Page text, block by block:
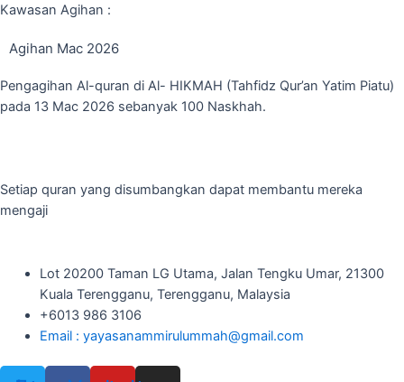
Kawasan Agihan :
Agihan Mac 2026
Pengagihan Al-quran di Al- HIKMAH (Tahfidz Qur’an Yatim Piatu)
pada 13 Mac 2026 sebanyak 100 Naskhah.
Setiap quran yang disumbangkan dapat membantu mereka
mengaji
Lot 20200 Taman LG Utama, Jalan Tengku Umar, 21300
Kuala Terengganu, Terengganu, Malaysia
+6013 986 3106
Email : yayasanammirulummah@gmail.com